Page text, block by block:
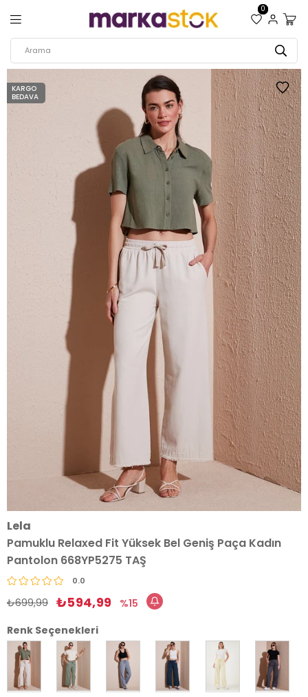
0
KARGO
BEDAVA
Lela
Pamuklu Relaxed Fit Yüksek Bel Geniş Paça Kadın
Pantolon 668YP5275 TAŞ
0.0
₺699,99 ₺594,99
15
Renk Seçenekleri